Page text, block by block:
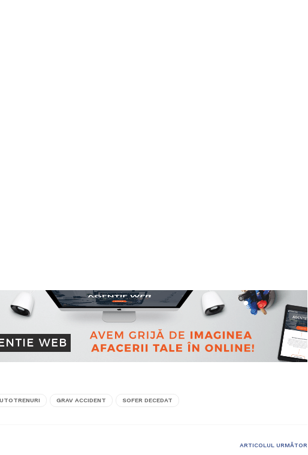
GRAV ACCIDENT SOFER DECEDAT
ARTICOLUL URMĂTOR